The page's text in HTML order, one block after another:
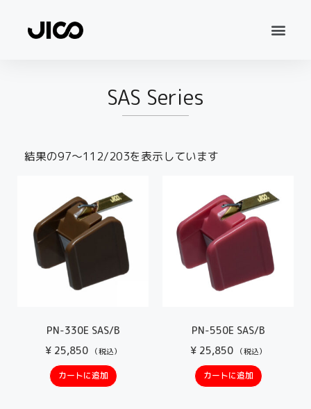
SAS Series
結果の97～112/203を表示しています
PN-330E SAS/B
¥25,850 （税込）
カートに追加
PN-550E SAS/B
¥25,850 （税込）
カートに追加